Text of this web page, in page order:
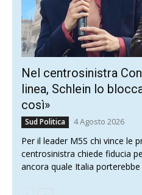
Nel centrosinistra
linea, Schlein lo
così»
Sud Politica 4 Agosto 2026
Per il leader M5S chi vince le
centrosinistra chiede fiducia
ancora quale Italia porterebbe